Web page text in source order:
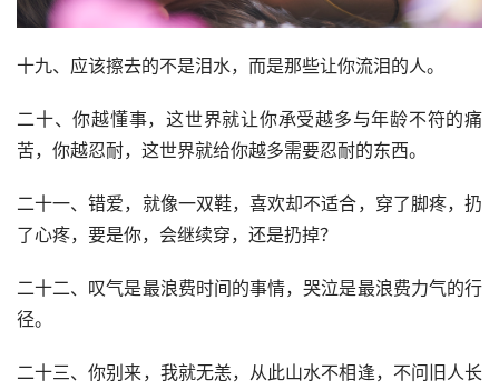
十九、应该擦去的不是泪水，而是那些让你流泪的人。
二十、你越懂事，这世界就让你承受越多与年龄不符的痛
苦，你越忍耐，这世界就给你越多需要忍耐的东西。
二十一、错爱，就像一双鞋，喜欢却不适合，穿了脚疼，扔
了心疼，要是你，会继续穿，还是扔掉？
二十二、叹气是最浪费时间的事情，哭泣是最浪费力气的行
径。
二十三、你别来，我就无恙，从此山水不相逢，不问旧人长